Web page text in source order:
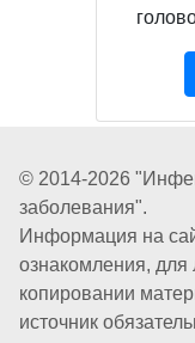
© 2014-2026
заболевания".
Информация на
ознакомления, для
копировании
источник